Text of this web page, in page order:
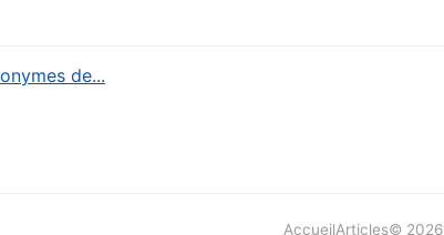
de...
AccueilArticles© 2026